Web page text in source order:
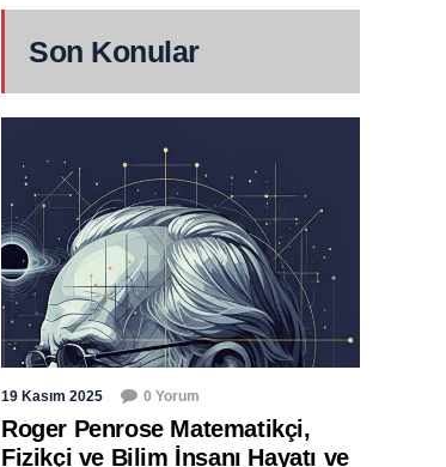
Son Konular
19 Kasım 2025 0 Yorum
Roger Penrose Matematikçi,
Fizikçi ve Bilim İnsanı Hayatı ve